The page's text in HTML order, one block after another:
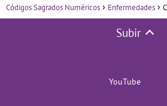
Códigos Sagrados Numéricos Enfermedades
Subir
YouTube